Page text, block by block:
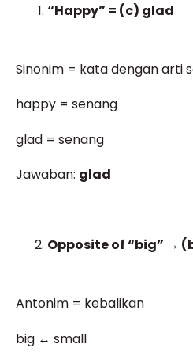
“Happy” = (c) glad
Sinonim = kata dengan arti
happy = senang
glad = senang
Jawaban: glad
Opposite of “big” →
Antonim = kebalikan
big ↔ small